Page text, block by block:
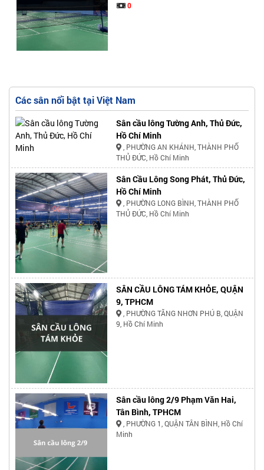
0
Các sân nổi bật tại Việt Nam
Sân cầu lông Tường Anh, Thủ Đức,
Hồ Chí Minh
, PHƯỜNG AN KHÁNH, THÀNH PHỐ
THỦ ĐỨC, Hồ Chí Minh
Sân Cầu Lông Song Phát, Thủ Đức,
Hồ Chí Minh
, PHƯỜNG LONG BÌNH, THÀNH PHỐ
THỦ ĐỨC, Hồ Chí Minh
SÂN CẦU LÔNG TÁM KHỎE, QUẬN
9, TPHCM
, PHƯỜNG TĂNG NHƠN PHÚ B, QUẬN
9, Hồ Chí Minh
Sân cầu lông 2/9 Phạm Văn Hai,
Tân Bình, TPHCM
, PHƯỜNG 1, QUẬN TÂN BÌNH, Hồ Chí
Minh